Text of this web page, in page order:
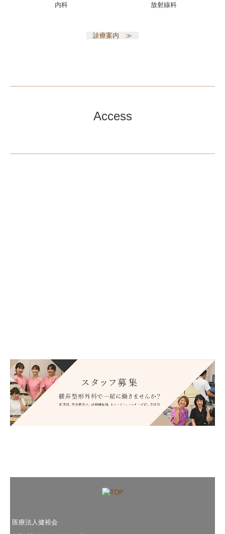
内科 放射線科
診療案内 ≫
Access
医療法人健裕会